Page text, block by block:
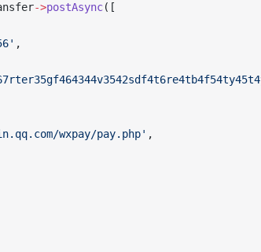
->postAsync([
,
wxpay/pay.php' ,